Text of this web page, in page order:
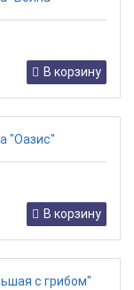
В корзину
В корзину